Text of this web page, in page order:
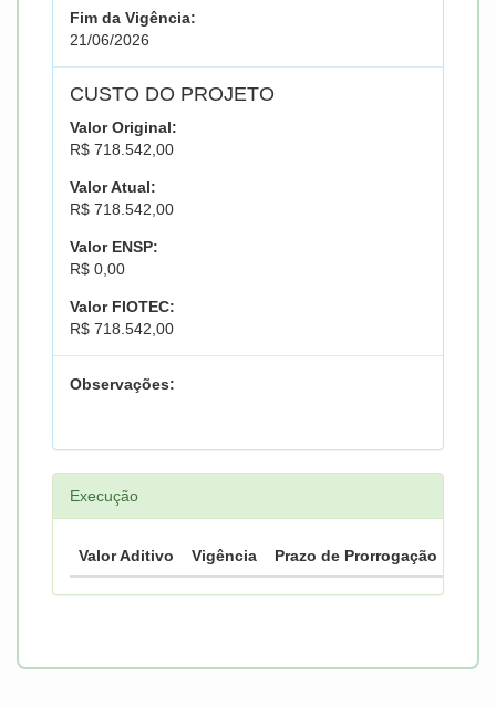
Fim da Vigência:
21/06/2026
CUSTO DO PROJETO
Valor Original:
R$ 718.542,00
Valor Atual:
R$ 718.542,00
Valor ENSP:
R$ 0,00
Valor FIOTEC:
R$ 718.542,00
Observações:
Execução
Valor Aditivo Vigência Prazo de Prorrogação